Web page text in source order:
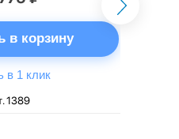
в корзину
в 1 клик
1389